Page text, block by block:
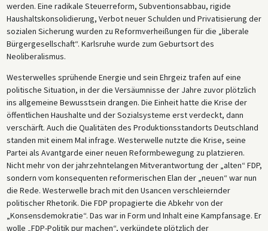
werden. Eine radikale Steuerreform, Subventionsabbau, rigide
Haushaltskonsolidierung, Verbot neuer Schulden und Privatisierung der
sozialen Sicherung wurden zu Reformverheißungen für die „liberale
Bürgergesellschaft“. Karlsruhe wurde zum Geburtsort des
Neoliberalismus.
Westerwelles sprühende Energie und sein Ehrgeiz trafen auf eine
politische Situation, in der die Versäumnisse der Jahre zuvor plötzlich
ins allgemeine Bewusstsein drangen. Die Einheit hatte die Krise der
öffentlichen Haushalte und der Sozialsysteme erst verdeckt, dann
verschärft. Auch die Qualitäten des Produktionsstandorts Deutschland
standen mit einem Mal infrage. Westerwelle nutzte die Krise, seine
Partei als Avantgarde einer neuen Reformbewegung zu platzieren.
Nicht mehr von der jahrzehntelangen Mitverantwortung der „alten“ FDP,
sondern vom konsequenten reformerischen Elan der „neuen“ war nun
die Rede. Westerwelle brach mit den Usancen verschleiernder
politischer Rhetorik. Die FDP propagierte die Abkehr von der
„Konsensdemokratie“. Das war in Form und Inhalt eine Kampfansage. Er
wolle „FDP-Politik pur machen“, verkündete plötzlich der